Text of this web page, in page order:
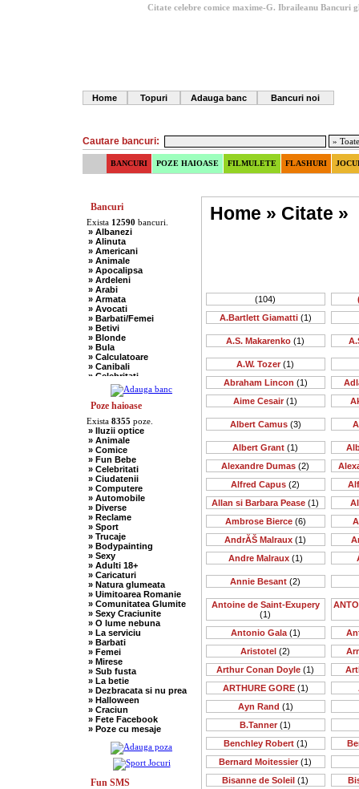
Citate celebre comice maxime-G. Ibraileanu Bancuri
Home Topuri Adauga banc Bancuri noi
Cautare bancuri:
BANCURI POZE HAIOASE FILMULETE FLASHURI
Bancuri
Exista 12590 bancuri.
» Albanezi
» Alinuta
» Americani
» Animale
» Apocalipsa
» Ardeleni
» Arabi
» Armata
» Avocati
» Barbati/Femei
» Betivi
» Blonde
» Bula
» Calculatoare
» Canibali
» Celebritati
» Chelneri
» Chuck Norris
» Ciobani
» Copii
» Craciun
» Cugetari
» Culmi
» Deocheate
» Diverse
» Doctori
» Elevi-Studenti
» Englezi
» Evrei
» Francezi
» Ingineri
» Ion si Maria
» Istorice
» Misogine
» Moldoveni
» Mosnegi
» Nebuni
» Negri
» Olteni
» Pescari
» Perle
» Politice
» Politisti
» Popi
» Radio Erevan
» Religioase
» Romani
» Sadice
» Secretare
» Sefi
» Scotieni
» Seci
» Soacre
» Sport
» Soferi
» Tarani
» Tigani
Poze haioase
Exista 8355 poze.
» Iluzii optice
» Animale
» Comice
» Fun Bebe
» Celebritati
» Ciudatenii
» Computere
» Automobile
» Diverse
» Reclame
» Sport
» Trucaje
» Bodypainting
» Sexy
» Adulti 18+
» Caricaturi
» Natura glumeata
» Uimitoarea Romanie
» Comunitatea Glumite
» Sexy Craciunite
» O lume nebuna
» La serviciu
» Barbati
» Femei
» Mirese
» Sub fusta
» La betie
» Dezbracata si nu prea
» Halloween
» Craciun
» Fete Facebook
» Poze cu mesaje
Fun SMS
Home » Citate »
(104)
A.Bartlett Giamatti(1)
A.S. Makarenko (1)
A.W. Tozer (1)
Abraham Lincon (1)
Aime Cesair (1)
Albert Camus(3)
Albert Grant (1)
Alexandre Dumas (2)
Alfred Capus (2)
Allan si Barbara Pease (1)
Ambrose Bierce(6)
AndrĂŠ Malraux (1)
Andre Malraux(1)
Annie Besant (2)
Antoine de Saint-Exupery
(1)
Antonio Gala(1)
Aristotel (2)
Arthur Conan Doyle (1)
ARTHURE GORE(1)
Ayn Rand (1)
B.Tanner (1)
Benchley Robert(1)
Bernard Moitessier (1)
Bisanne de Soleil (1)